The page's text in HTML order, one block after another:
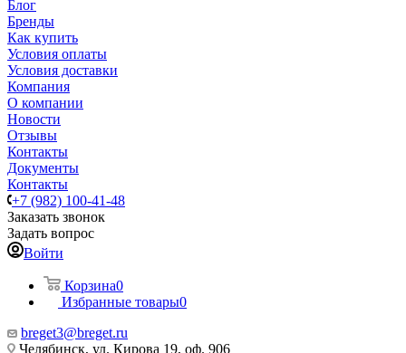
Блог
Бренды
Как купить
Условия оплаты
Условия доставки
Компания
О компании
Новости
Отзывы
Контакты
Документы
Контакты
+7 (982) 100-41-48
Заказать звонок
Задать вопрос
Войти
Корзина0
Избранные товары0
breget3@breget.ru
Челябинск, ул. Кирова 19, оф. 906